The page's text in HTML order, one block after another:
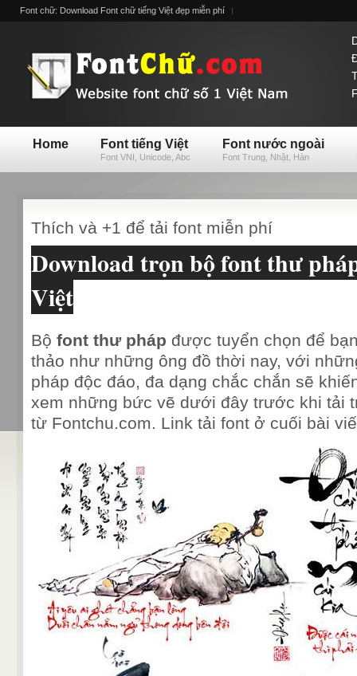
Font chữ: Download Font chữ tiếng Việt đẹp miễn phí
Home Font tiếng Việt
Font VNI, Unicode, Abc
Font nước ngoài
Font Trung, Nhật, Hàn
Thích và +1 để tải font miễn phí
Download trọn bộ font thư
Việt
Bộ font thư pháp được tuyển chọn để
thảo như những ông đồ thời nay, với
pháp độc đáo, đa dạng chắc chắn sẽ
xem những bức vẽ dưới đây trước khi tải
từ Fontchu.com. Link tải font ở cuối bài